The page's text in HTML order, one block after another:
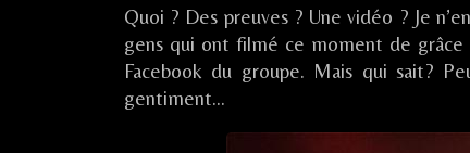
(DE),
Quoi ? Des preuves ? Une vidéo ? Je
gens qui ont filmé ce moment de grâce
Facebook du groupe. Mais qui sait?
gentiment…